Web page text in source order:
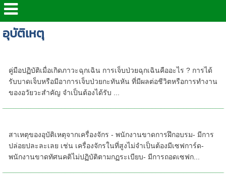
อุบัติเหตุ
คู่มือปฏิบัติเมื่อเกิดภาวะฉุกเฉิน การเจ็บป่วยฉุกเฉินคืออะไร ? การได้
รับบาดเจ็บหรือมีอาการเจ็บป่วยกะทันหัน ที่มีผลต่อชีวิตหรือการทำงาน
ของอวัยวะสำคัญ จำเป็นต้องได้รับ ...
สาเหตุของอุบัติเหตุจากเครื่องจักร - พนักงานขาดการฝึกอบรม- มีการ
ปล่อยปละละเลย เช่น เครื่องจักรในที่สูงไม่จำเป็นต้องมีเซฟการ์ด-
พนักงานขาดทัศนคติไม่ปฏิบัติตามกฏระเบียบ- มีการถอดเซฟก...